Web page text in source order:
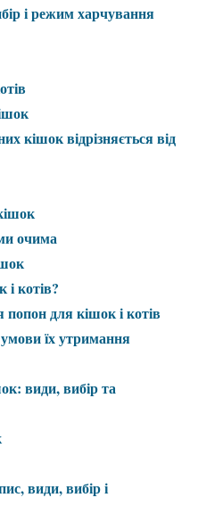
і режим харчування
кішок відрізняється від
очима
котів?
для кішок і котів
їх утримання
види, вибір та
види, вибір і